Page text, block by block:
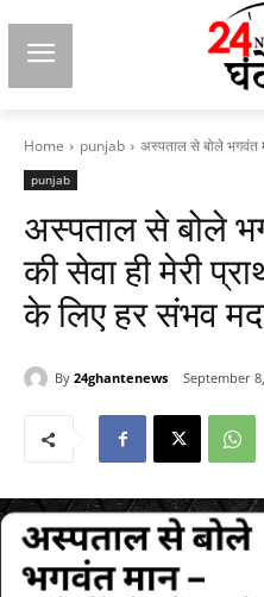
Home punjab अस्पताल से बोले भगवंत
punjab
अस्पताल से बोले
की सेवा ही मेरी
के लिए हर संभव
By 24ghantenews September